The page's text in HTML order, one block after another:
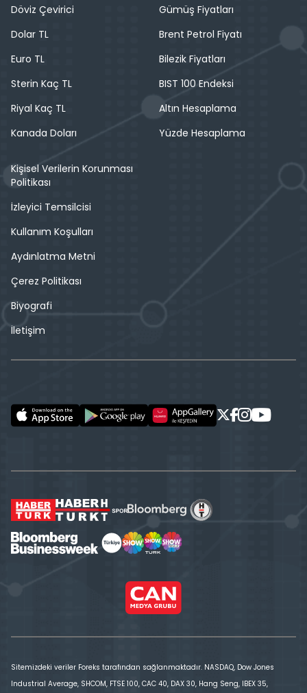
Döviz Çevirici
Dolar TL
Euro TL
Sterin Kaç TL
Riyal Kaç TL
Kanada Doları
Gümüş Fiyatları
Brent Petrol Fiyatı
Bilezik Fiyatları
BIST 100 Endeksi
Altın Hesaplama
Yüzde Hesaplama
Kişisel Verilerin Korunması
Politikası
İzleyici Temsilcisi
Kullanım Koşulları
Aydınlatma Metni
Çerez Politikası
Biyografi
İletişim
Sitemizdeki veriler Foreks tarafından sağlanmaktadır. NASDAQ, Dow Jones
Industrial Average, SHCOM, FTSE 100, CAC 40, DAX 30, Hang Seng, IBEX 35,